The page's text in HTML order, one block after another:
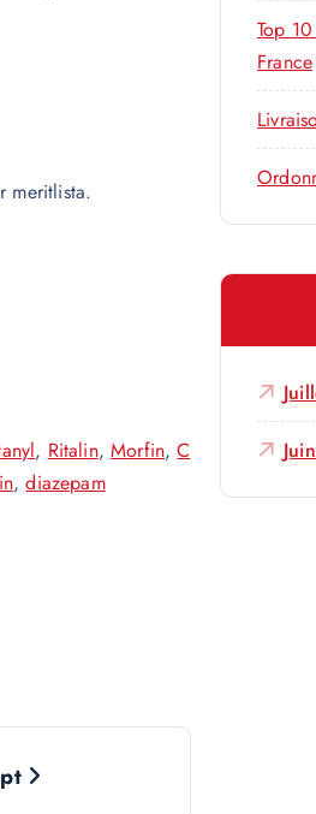
meritlista.
, Ritalin,Morfin,C
,diazepam
:
Top
France